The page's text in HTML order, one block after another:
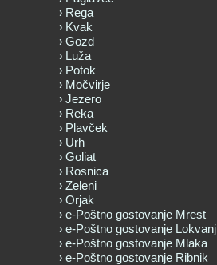
Rega
Kvak
Gozd
Luža
Potok
Močvirje
Jezero
Reka
Plavček
Urh
Goliat
Rosnica
Zeleni
Orjak
e-Poštno gostovanje Mrest
e-Poštno gostovanje Lokvanj
e-Poštno gostovanje Mlaka
e-Poštno gostovanje Ribnik